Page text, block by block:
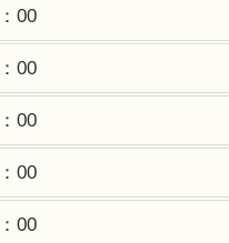
00
00
00
00
00